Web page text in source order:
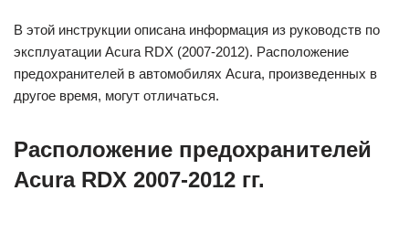
В этой инструкции описана информация из руководств по
эксплуатации Acura RDX (2007-2012). Расположение
предохранителей в автомобилях Acura, произведенных в
другое время, могут отличаться.
Расположение предохранителей
Acura RDX 2007-2012 гг.